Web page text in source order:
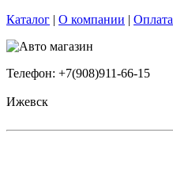
Каталог | О компании | Оплата
Телефон: +7(908)911-66-15
Ижевск